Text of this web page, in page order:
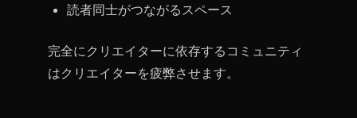
読者同士がつながるスペース
完全にクリエイターに依存するコミュニティ
はクリエイターを疲弊させます。